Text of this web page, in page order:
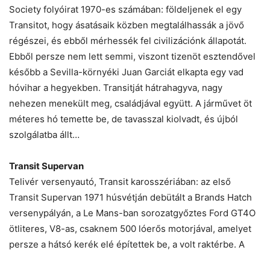
Society folyóirat 1970-es számában: földeljenek el egy
Transitot, hogy ásatásaik közben megtalálhassák a jövő
régészei, és ebből mérhessék fel civilizációnk állapotát.
Ebből persze nem lett semmi, viszont tizenöt esztendővel
később a Sevilla-környéki Juan Garciát elkapta egy vad
hóvihar a hegyekben. Transitját hátrahagyva, nagy
nehezen menekült meg, családjával együtt. A járművet öt
méteres hó temette be, de tavasszal kiolvadt, és újból
szolgálatba állt…
Transit Supervan
Telivér versenyautó, Transit karosszériában: az első
Transit Supervan 1971 húsvétján debütált a Brands Hatch
versenypályán, a Le Mans-ban sorozatgyőztes Ford GT4O
ötliteres, V8-as, csaknem 500 lóerős motorjával, amelyet
persze a hátsó kerék elé építettek be, a volt raktérbe. A